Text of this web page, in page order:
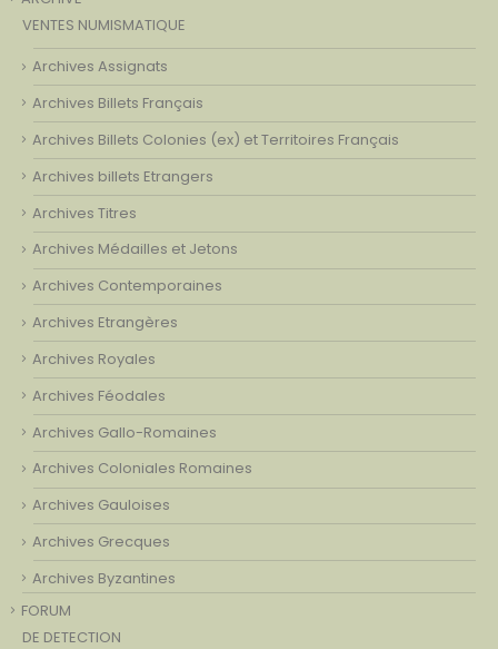
VENTES NUMISMATIQUE
Archives Assignats
Archives Billets Français
Archives Billets Colonies (ex) et Territoires Français
Archives billets Etrangers
Archives Titres
Archives Médailles et Jetons
Archives Contemporaines
Archives Etrangères
Archives Royales
Archives Féodales
Archives Gallo-Romaines
Archives Coloniales Romaines
Archives Gauloises
Archives Grecques
Archives Byzantines
FORUM
DE DETECTION